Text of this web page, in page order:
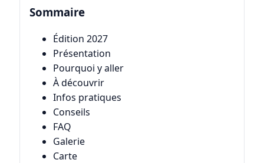
Sommaire
Édition 2027
Présentation
Pourquoi y aller
À découvrir
Infos pratiques
Conseils
FAQ
Galerie
Carte